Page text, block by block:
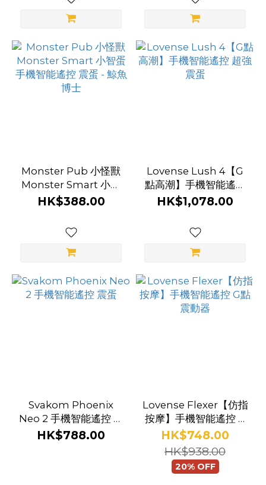
Monster Pub 小怪獸
Monster Smart 小智
蛋 手機智能遙控 震蛋 -
HK$388.00
Lovense Lush 4【G
點高潮】手機智能遙控
超強震蛋
HK$1,078.00
Svakom Phoenix
Neo 2 手機智能遙控 震
蛋
HK$788.00
Lovense Flexer【仿指
按摩】手機智能遙控 G
點震動器
HK$748.00
HK$938.00
20% OFF